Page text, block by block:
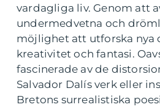
vardagliga liv. Genom att
undermedvetna och
möjlighet att utforska nya
kreativitet och fantasi.
fascinerade av de
Salvador Dalís verk eller
Bretons surrealistiska